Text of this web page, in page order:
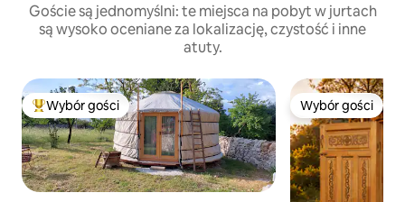
Goście są jednomyślni: te miejsca na pobyt w jurtach
są wysoko oceniane za lokalizację, czystość i inne
atuty.
Najpopularniejsze z kategorii Wybór gości
Wybór gości Wybór gości
Wybór gości